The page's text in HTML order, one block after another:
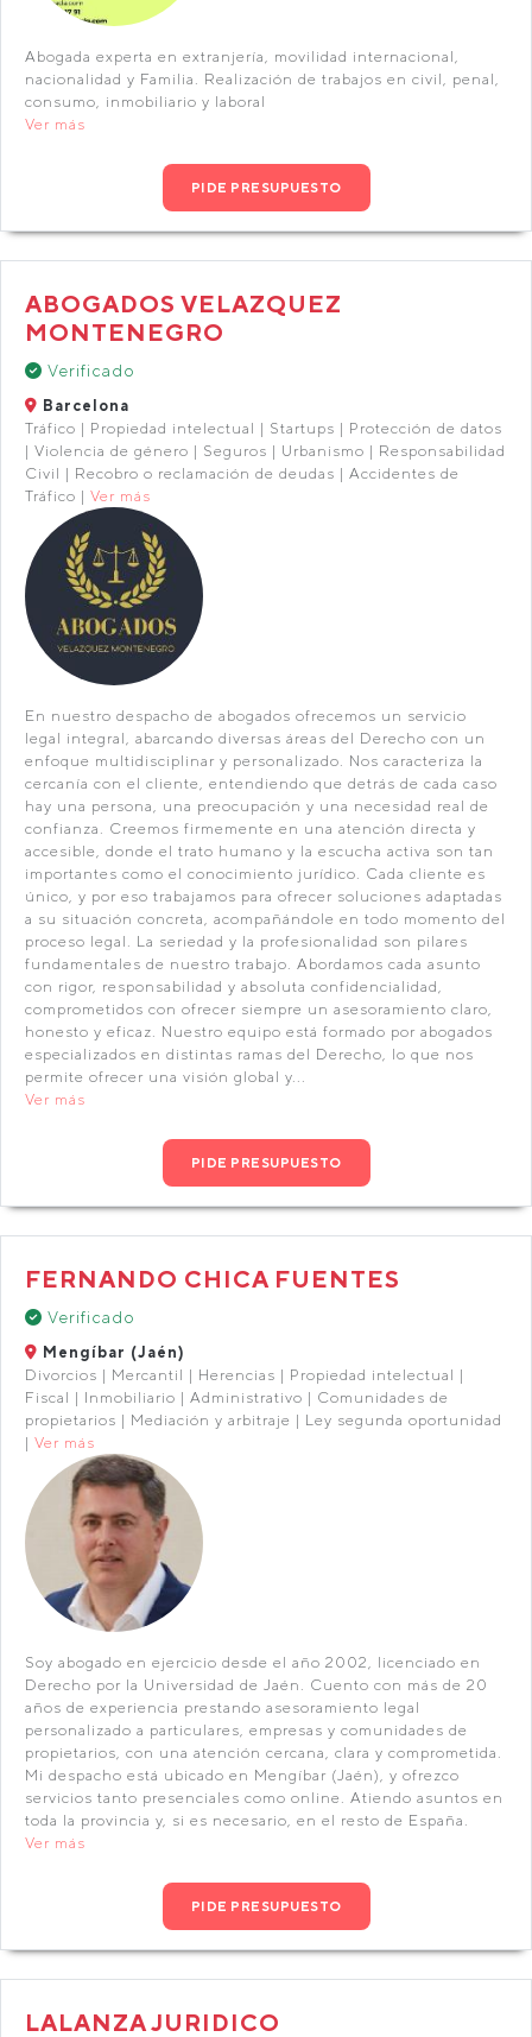
Abogada experta en extranjería, movilidad internacional,
nacionalidad y Familia. Realización de trabajos en civil, penal,
consumo, inmobiliario y laboral
Ver más
PIDE PRESUPUESTO
ABOGADOS VELAZQUEZ
MONTENEGRO
Verificado
Barcelona
Tráfico | Propiedad intelectual | Startups | Protección de datos
| Violencia de género | Seguros | Urbanismo | Responsabilidad
Civil | Recobro o reclamación de deudas | Accidentes de
Tráfico | Ver más
En nuestro despacho de abogados ofrecemos un servicio
legal integral, abarcando diversas áreas del Derecho con un
enfoque multidisciplinar y personalizado. Nos caracteriza la
cercanía con el cliente, entendiendo que detrás de cada caso
hay una persona, una preocupación y una necesidad real de
confianza. Creemos firmemente en una atención directa y
accesible, donde el trato humano y la escucha activa son tan
importantes como el conocimiento jurídico. Cada cliente es
único, y por eso trabajamos para ofrecer soluciones adaptadas
a su situación concreta, acompañándole en todo momento del
proceso legal. La seriedad y la profesionalidad son pilares
fundamentales de nuestro trabajo. Abordamos cada asunto
con rigor, responsabilidad y absoluta confidencialidad,
comprometidos con ofrecer siempre un asesoramiento claro,
honesto y eficaz. Nuestro equipo está formado por abogados
especializados en distintas ramas del Derecho, lo que nos
permite ofrecer una visión global y...
Ver más
PIDE PRESUPUESTO
FERNANDO CHICA FUENTES
Verificado
Mengíbar (Jaén)
Divorcios | Mercantil | Herencias | Propiedad intelectual |
Fiscal | Inmobiliario | Administrativo | Comunidades de
propietarios | Mediación y arbitraje | Ley segunda oportunidad
| Ver más
Soy abogado en ejercicio desde el año 2002, licenciado en
Derecho por la Universidad de Jaén. Cuento con más de 20
años de experiencia prestando asesoramiento legal
personalizado a particulares, empresas y comunidades de
propietarios, con una atención cercana, clara y comprometida.
Mi despacho está ubicado en Mengíbar (Jaén), y ofrezco
servicios tanto presenciales como online. Atiendo asuntos en
toda la provincia y, si es necesario, en el resto de España.
Ver más
PIDE PRESUPUESTO
LALANZA JURIDICO